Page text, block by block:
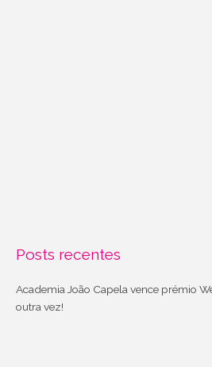
Posts recentes
Academia João Capela vence prémio
outra vez!